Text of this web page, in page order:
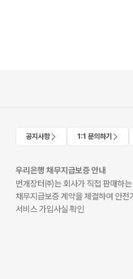
공지사항 1:1 문의하기
우리은행 채무지급보증 안내
번개장터㈜는 회사가 직접 판매하
채무지급보증 계약을 체결하여 안전
서비스 가입사실 확인